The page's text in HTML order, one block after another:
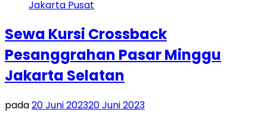
Sewa Kursi Crossback
Pesanggrahan Pasar Minggu
Jakarta Selatan
pada20 Juni 202320 Juni 2023